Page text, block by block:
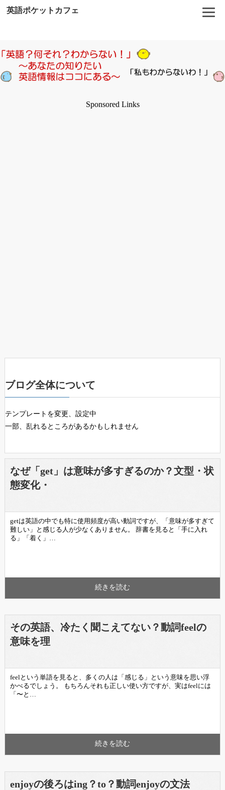
英語ポケットカフェ
Sponsored Links
ブログ全体について
テンプレートを変更、設定中
一部、乱れるところがあるかもしれません
なぜ「get」は意味が多すぎるのか？文型・状
態変化・
getは英語の中でも特に使用頻度が高い動詞ですが、「意味が多すぎて
難しい」と感じる人が少なくありません。 辞書を見ると「手に入れ
る」「着く」…
続きを読む
その英語、冷たく聞こえてない？動詞feelの
意味を理
feelという単語を見ると、多くの人は「感じる」という意味を思い浮
かべるでしょう。 もちろんそれも正しい使い方ですが、実はfeelには
「〜と…
続きを読む
enjoyの後ろはing？to？動詞enjoyの文法